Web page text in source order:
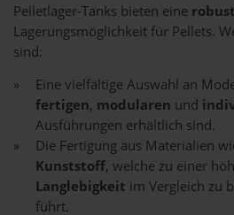
Pelletlager-Tanks bieten eine
Lagerungsmöglichkeit für Pellets.
sind:
Eine vielfältige Auswahl an
fertigen, modularen und
Ausführungen erhältlich sind.
Die Fertigung aus Materialien
Kunststoff, welche zu einer
Langlebigkeit im Vergleich zu
führt.